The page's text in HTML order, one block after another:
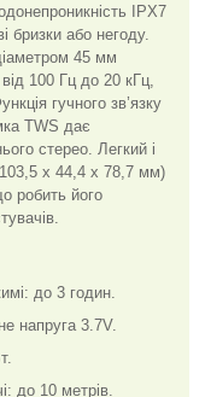
IPX7
бризки або негоду.
45 мм
100 Гц до 20 кГц,
гучного зв’язку
TWS дає
стерео. Легкий і
103,5 х 44,4 х 78,7 мм)
робить його
до 3 годин.
напруга 3.7V.
до 10 метрів.